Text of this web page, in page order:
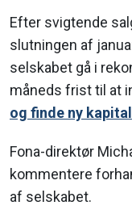
Efter svigtende
slutningen af
selskabet gå i
måneds frist til at
og finde ny kapital
Fona-direktør
kommentere
af selskabet.